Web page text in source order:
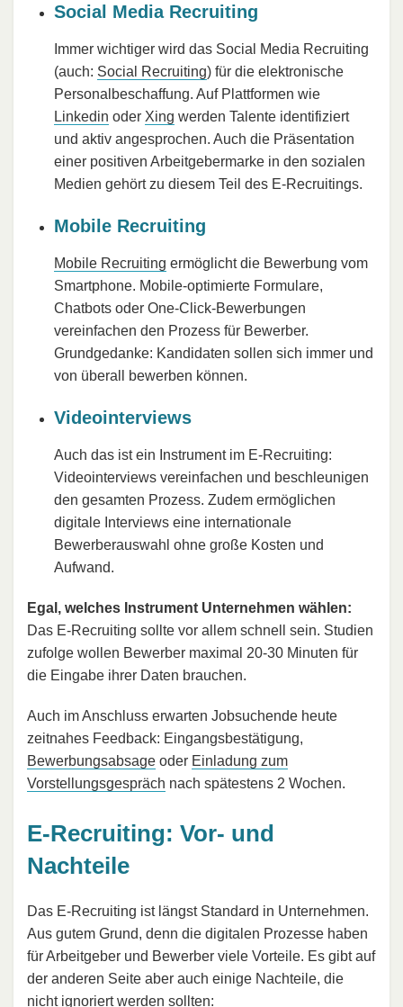
Social Media Recruiting
Immer wichtiger wird das Social Media Recruiting
(auch: Social Recruiting) für die elektronische
Personalbeschaffung. Auf Plattformen wie
Linkedin oder Xing werden Talente identifiziert
und aktiv angesprochen. Auch die Präsentation
einer positiven Arbeitgebermarke in den sozialen
Medien gehört zu diesem Teil des E-Recruitings.
Mobile Recruiting
Mobile Recruiting ermöglicht die Bewerbung vom
Smartphone. Mobile-optimierte Formulare,
Chatbots oder One-Click-Bewerbungen
vereinfachen den Prozess für Bewerber.
Grundgedanke: Kandidaten sollen sich immer und
von überall bewerben können.
Videointerviews
Auch das ist ein Instrument im E-Recruiting:
Videointerviews vereinfachen und beschleunigen
den gesamten Prozess. Zudem ermöglichen
digitale Interviews eine internationale
Bewerberauswahl ohne große Kosten und
Aufwand.
Egal, welches Instrument Unternehmen wählen:
Das E-Recruiting sollte vor allem schnell sein. Studien
zufolge wollen Bewerber maximal 20-30 Minuten für
die Eingabe ihrer Daten brauchen.
Auch im Anschluss erwarten Jobsuchende heute
zeitnahes Feedback: Eingangsbestätigung,
Bewerbungsabsage oder Einladung zum
Vorstellungsgespräch nach spätestens 2 Wochen.
E-Recruiting: Vor- und
Nachteile
Das E-Recruiting ist längst Standard in Unternehmen.
Aus gutem Grund, denn die digitalen Prozesse haben
für Arbeitgeber und Bewerber viele Vorteile. Es gibt auf
der anderen Seite aber auch einige Nachteile, die
nicht ignoriert werden sollten: